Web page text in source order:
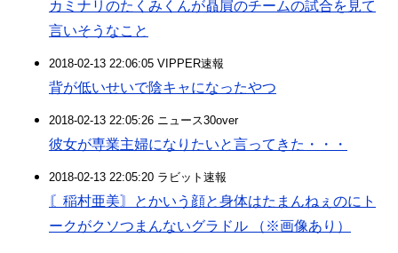
カミナリのたくみくんが贔屓のチームの試合を見て
言いそうなこと
2018-02-13 22:06:05 VIPPER速報
背が低いせいで陰キャになったやつ
2018-02-13 22:05:26 ニュース30over
彼女が専業主婦になりたいと言ってきた・・・
2018-02-13 22:05:20 ラビット速報
〘稲村亜美〙とかいう顔と身体はたまんねぇのにト
ークがクソつまんないグラドル （※画像あり）